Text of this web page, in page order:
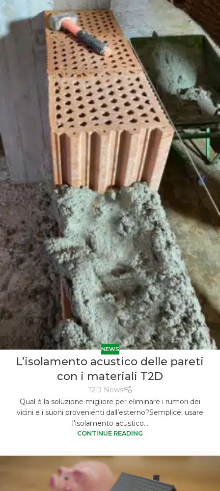
NEWS
L’isolamento acustico delle pareti
con i materiali T2D
T2D News
Qual è la soluzione migliore per eliminare i rumori dei
vicini e i suoni provenienti dall’esterno?Semplice: usare
l'isolamento acustico...
CONTINUE READING